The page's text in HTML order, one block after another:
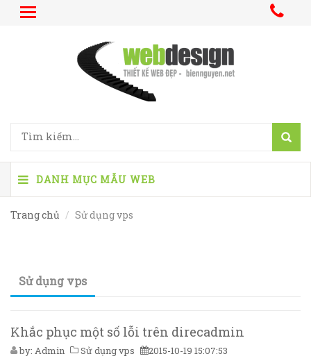
DANH MỤC MẪU WEB
Trang chủ Sử dụng vps
Sử dụng vps
Khắc phục một số lỗi trên direcadmin
by: Admin Sử dụng vps 2015-10-19 15:07:53